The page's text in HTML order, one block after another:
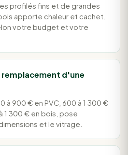
profilés fins et de grandes
apporte chaleur et cachet.
votre budget et votre
d'une
à 900 € en PVC, 600 à 1 300 €
1 300 € en bois, pose
et le vitrage.